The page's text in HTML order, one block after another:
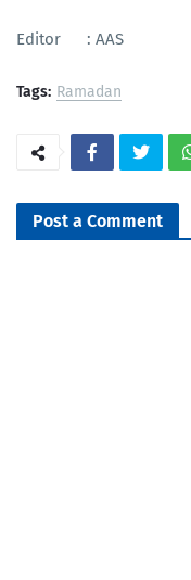
Editor : AAS
Tags: Ramadan
Post a Comment